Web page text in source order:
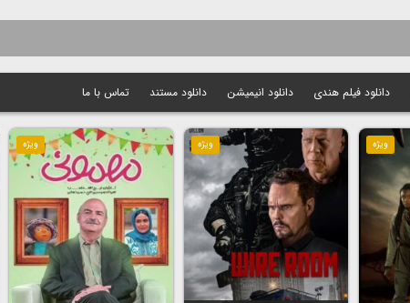
دانلود فیلم هندی دانلود انیمیشن دانلود مستند تماس با ما
ویژه ویژه ویژه